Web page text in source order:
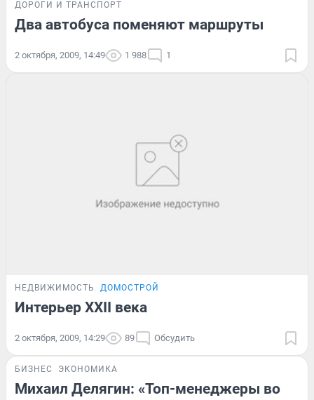
ДОРОГИ И ТРАНСПОРТ
Два автобуса поменяют маршруты
2 октября, 2009, 14:49 1 988 1
НЕДВИЖИМОСТЬ ДОМОСТРОЙ
Интерьер XXII века
2 октября, 2009, 14:29 89 Обсудить
БИЗНЕС ЭКОНОМИКА
Михаил Делягин: «Топ-менеджеры во